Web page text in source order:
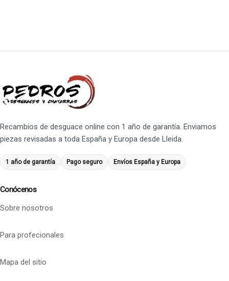
Recambios de desguace online con 1 año de garantía. Enviamos
piezas revisadas a toda España y Europa desde Lleida.
1 año de garantía Pago seguro Envíos España y Europa
Conócenos
Sobre nosotros
Para profecionales
Mapa del sitio